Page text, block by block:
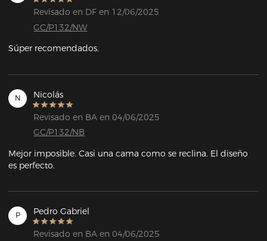
Revisado en DF en 12/06/2025
GC/P132/NW
Súper recomendados.
N Nicolás
Revisado en BA en 04/06/2025
GC/P132/NB
Mejor imposible. Casi una cama como se reclina. El diseño
es perfecto.
P Pedro Gabriel
Revisado en BA en 04/06/2025